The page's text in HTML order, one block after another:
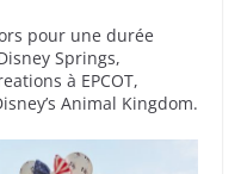
pour une durée
Springs,
à EPCOT,
Animal Kingdom.